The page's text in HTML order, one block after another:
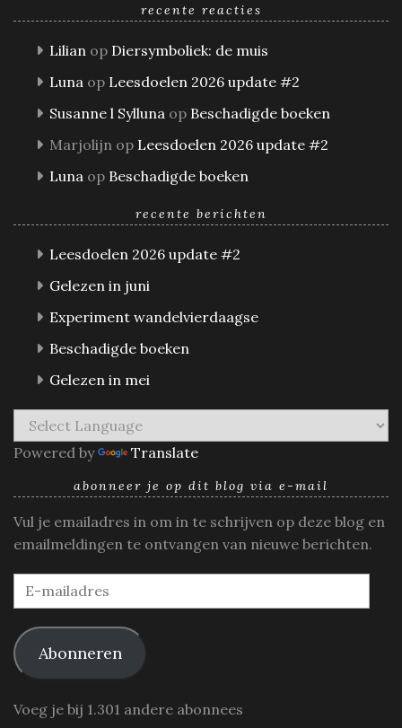
recente reacties
Lilian op Diersymboliek: de muis
Luna op Leesdoelen 2026 update #2
Susanne l Sylluna op Beschadigde boeken
Marjolijn op Leesdoelen 2026 update #2
Luna op Beschadigde boeken
recente berichten
Leesdoelen 2026 update #2
Gelezen in juni
Experiment wandelvierdaagse
Beschadigde boeken
Gelezen in mei
Powered by Translate
abonneer je op dit blog via e-mail
Vul je emailadres in om in te schrijven op deze blog en
emailmeldingen te ontvangen van nieuwe berichten.
E-
mailadres
Abonneren
Voeg je bij 1.301 andere abonnees